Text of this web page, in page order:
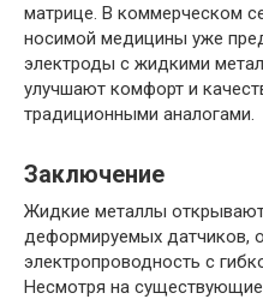
матрице. В коммерческом
носимой медицины уже
электроды с жидкими
улучшают комфорт и
традиционными аналогами.
Заключение
Жидкие металлы
деформируемых датчиков,
электропроводность с
Несмотря на